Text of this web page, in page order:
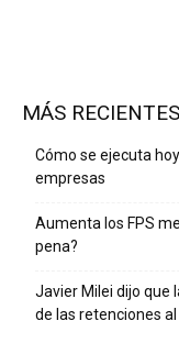
MÁS RECIENTES
Cómo se ejecuta
empresas
Aumenta los FPS
pena?
Javier Milei dijo que
de las retenciones